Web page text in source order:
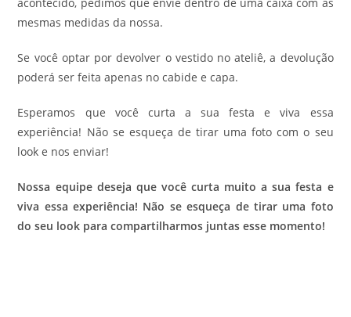
mesmas medidas da nossa.
Se você optar por devolver o vestido no ateliê, a devolução
poderá ser feita apenas no cabide e capa.
Esperamos que você curta a sua festa e viva essa
experiência! Não se esqueça de tirar uma foto com o seu
look e nos enviar!
Nossa equipe deseja que você curta muito a sua festa e
viva essa experiência! Não se esqueça de tirar uma foto
do seu look para compartilharmos juntas esse momento!